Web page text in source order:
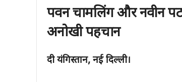
पवन चामलिंग और नवीन
अनोखी पहचान
दी यंगिस्तान, नई दिल्ली।